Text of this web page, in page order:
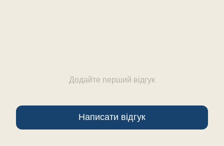
Додайте перший відгук
Написати відгук